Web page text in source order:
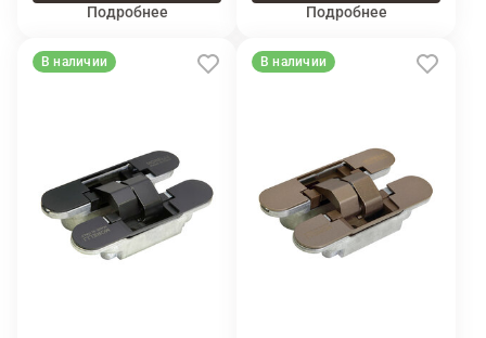
Подробнее
Подробнее
В наличии В наличии